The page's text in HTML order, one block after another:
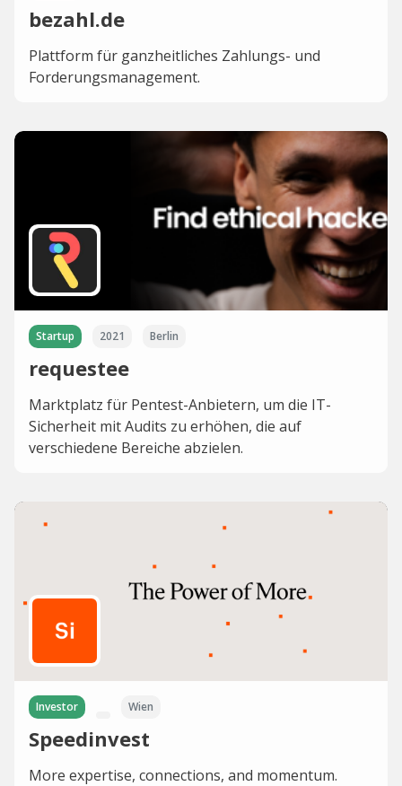
bezahl.de
Plattform für ganzheitliches Zahlungs- und
Forderungsmanagement.
Startup 2021 Berlin
requestee
Marktplatz für Pentest-Anbietern, um die IT-
Sicherheit mit Audits zu erhöhen, die auf
verschiedene Bereiche abzielen.
Investor Wien
Speedinvest
More expertise, connections, and momentum.